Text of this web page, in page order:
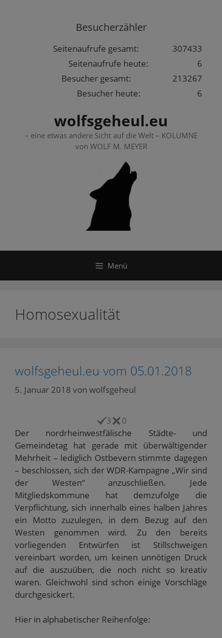
Besucherzähler
307433
Seitenaufrufe gesamt:
6
Seitenaufrufe heute:
213267
Besucher gesamt:
6
Besucher heute:
wolfsgeheul.eu
– eine etwas andere Sicht auf die Welt – KOLUMNE
von WOLF M. MEYER
Menü
Homosexualität
wolfsgeheul.eu vom 05.01.2018
5. Januar 2018 von wolfsgeheul
3 0
Der nordrheinwestfälische Städte- und
Gemeindetag hat gerade mit überwältigender
Mehrheit – lediglich Ostbevern stimmte dagegen
– beschlossen, sich der WDR-Kampagne „Wir sind
der Westen“ anzuschließen. Jede
Mitgliedskommune hat demzufolge die
Verpflichtung, sich innerhalb eines halben Jahres
ein Motto zuzulegen, in dem Bezug auf den
Westen genommen wird. Zu den bereits
vorliegenden Entwürfen ist Stillschweigen
vereinbart worden, um keinen unnötigen Druck
auf die auszuüben, die noch nicht so kreativ
waren. Gleichwohl sind schon einige Vorschläge
durchgesickert.
Hier in alphabetischer Reihenfolge: